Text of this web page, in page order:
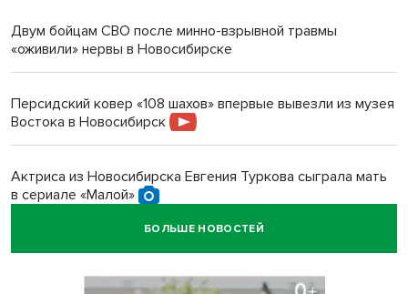
Двум бойцам СВО после минно-взрывной травмы
«оживили» нервы в Новосибирске
Персидский ковер «108 шахов» впервые вывезли из музея
Востока в Новосибирск
Актриса из Новосибирска Евгения Туркова сыграла мать
в сериале «Малой»
БОЛЬШЕ НОВОСТЕЙ